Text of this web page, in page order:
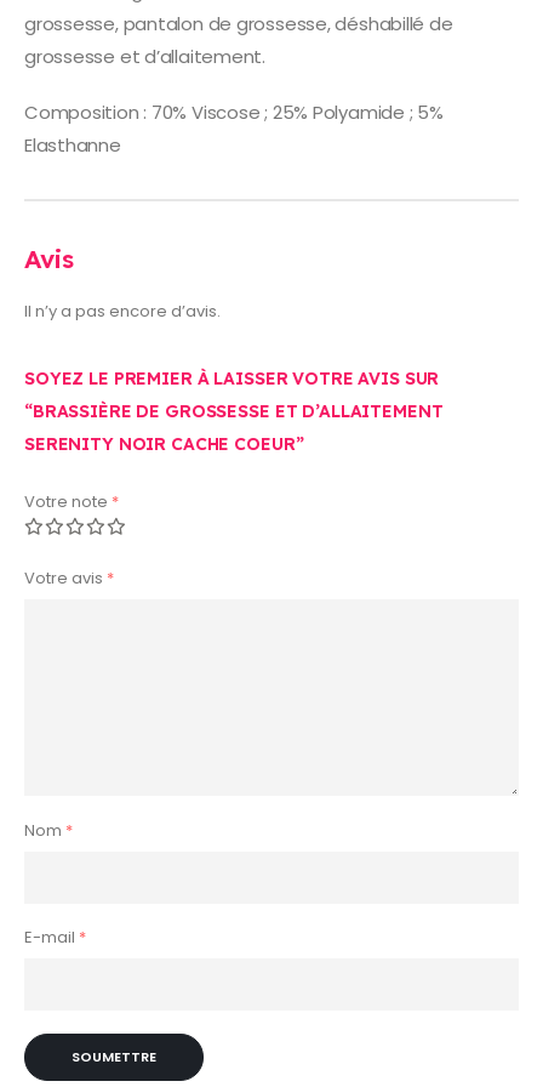
grossesse, pantalon de grossesse, déshabillé de
grossesse et d’allaitement.
Composition : 70% Viscose ; 25% Polyamide ; 5%
Elasthanne
Avis
Il n’y a pas encore d’avis.
SOYEZ LE PREMIER À LAISSER VOTRE AVIS SUR
“BRASSIÈRE DE GROSSESSE ET D’ALLAITEMENT
SERENITY NOIR CACHE COEUR”
Votre note *
Votre avis *
Nom *
E-mail *